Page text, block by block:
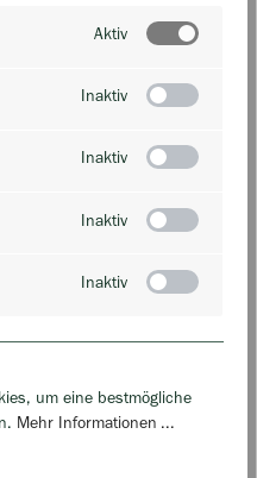
Aktiv
Inaktiv
Inaktiv
Inaktiv
Inaktiv
um eine bestmögliche
Mehr Informationen ...